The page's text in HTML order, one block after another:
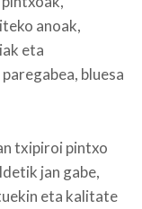
anoak,
eta
bluesa
txipiroi pintxo
jan gabe,
eta kalitate